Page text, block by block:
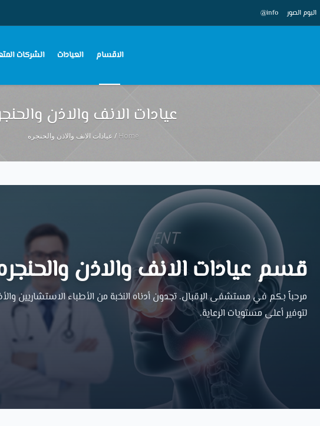
البوم الصور info@
الاقسام العيادات الشركات
عيادات الانف والاذن
Home
/ عيادات الانف والاذن والحنجره
قسم عيادات الانف والاذن
مرحباً بكم في مستشفى الإقبال. تجدون أدناه النخبة من الأطباء الاستشاريين
لتوفير أعلى مستويات الرعاية.